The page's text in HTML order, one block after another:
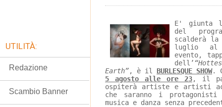
E' giunta
del
scalderà
luglio al
evento,
dell’
Earth”, è il BURLESQUE SHOW.
5 agosto alle ore 23, il
ospiterà artiste e artisti
che saranno i
musica e danza senza
UTILITÀ:
Redazione
Scambio Banner